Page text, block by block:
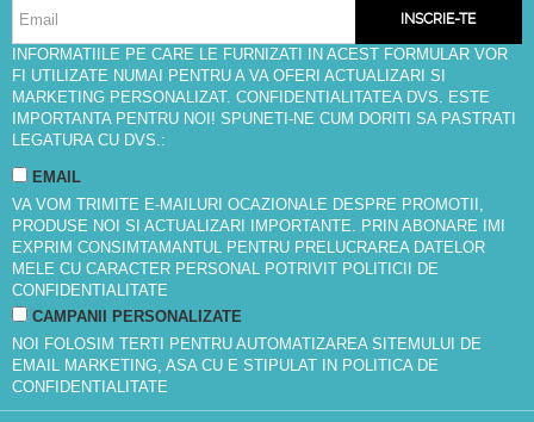
INSCRIE-TE
INFORMATIILE PE CARE LE FURNIZATI IN ACEST FORMULAR VOR
FI UTILIZATE NUMAI PENTRU A VA OFERI ACTUALIZARI SI
MARKETING PERSONALIZAT. CONFIDENTIALITATEA DVS. ESTE
IMPORTANTA PENTRU NOI! SPUNETI-NE CUM DORITI SA PASTRATI
LEGATURA CU DVS.:
EMAIL
VA VOM TRIMITE E-MAILURI OCAZIONALE DESPRE PROMOTII,
PRODUSE NOI SI ACTUALIZARI IMPORTANTE. PRIN ABONARE IMI
EXPRIM CONSIMTAMANTUL PENTRU PRELUCRAREA DATELOR
MELE CU CARACTER PERSONAL POTRIVIT POLITICII DE
CONFIDENTIALITATE
CAMPANII PERSONALIZATE
NOI FOLOSIM TERTI PENTRU AUTOMATIZAREA SITEMULUI DE
EMAIL MARKETING, ASA CU E STIPULAT IN POLITICA DE
CONFIDENTIALITATE